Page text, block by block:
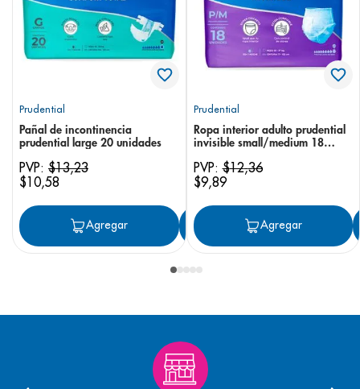
Prudential
Pañal de incontinencia
prudential large 20 unidades
PVP: $13,23
$10,58
Agregar Agregar
Prudential
Ropa interior adulto prudential
invisible small/medium 18
PVP:$12,36
$9,89
Agregar